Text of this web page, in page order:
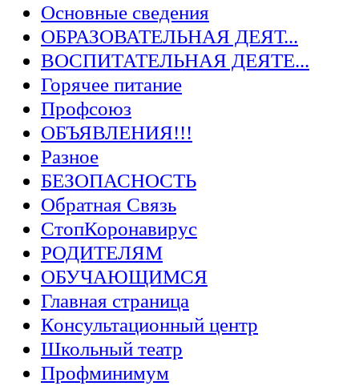
Основные сведения
ОБРАЗОВАТЕЛЬНАЯ ДЕЯТ...
ВОСПИТАТЕЛЬНАЯ ДЕЯТЕ...
Горячее питание
Профсоюз
ОБЪЯВЛЕНИЯ!!!
Разное
БЕЗОПАСНОСТЬ
Обратная Связь
СтопКоронавирус
РОДИТЕЛЯМ
ОБУЧАЮЩИМСЯ
Главная страница
Консультационный центр
Школьный театр
Профминимум